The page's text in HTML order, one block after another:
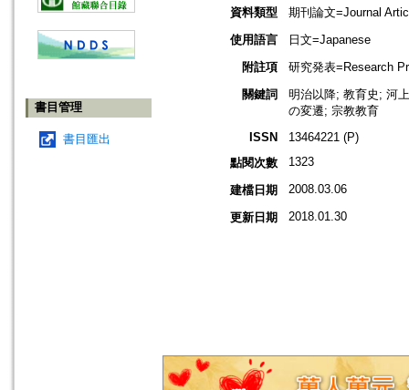
書目管理
書目匯出
資料類型
期刊論文=Journal
使用語言
日文=Japanese
附註項
研究発表=Research
關鍵詞
明治以降; 教育史; 河
の変遷; 宗教教育
ISSN
13464221 (P)
點閱次數
1323
建檔日期 2008.03.06
更新日期 2018.01.30